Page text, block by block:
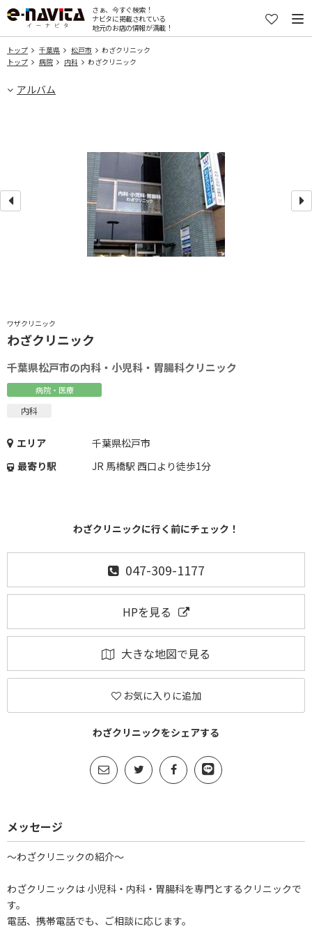
さぁ、今すぐ検索！
ナビタに掲載されている
地元のお店の情報が満載！
トップ 千葉県 松戸市
わざクリニック
トップ
病院 内科 わざクリニック
アルバム
ワザクリニック
わざクリニック
千葉県松戸市の内科・小児科・胃腸科クリニック
病院・医療
内科
エリア
千葉県松戸市
最寄り駅
JR 馬橋駅 西口より徒歩1分
わざクリニックに行く前にチェック！
047-309-1177
HPを見る
大きな地図で見る
お気に入りに追加
わざクリニックをシェアする
メッセージ
～わざクリニックの紹介～
わざクリニックは 小児科・内科・胃腸科を専門とするクリニックで
す。
電話、携帯電話でも、ご相談に応じます。